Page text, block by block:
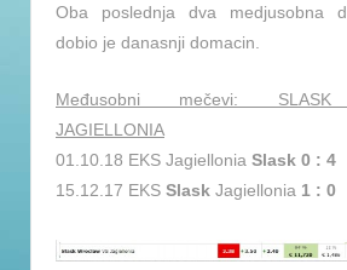
Oba poslednja dva medjusobna
dobio je danasnji domacin.
Međusobni mečevi:
JAGIELLONIA
01.10.18 EKS Jagiellonia Slask 0 : 4
15.12.17 EKS Slask Jagiellonia 1 : 0